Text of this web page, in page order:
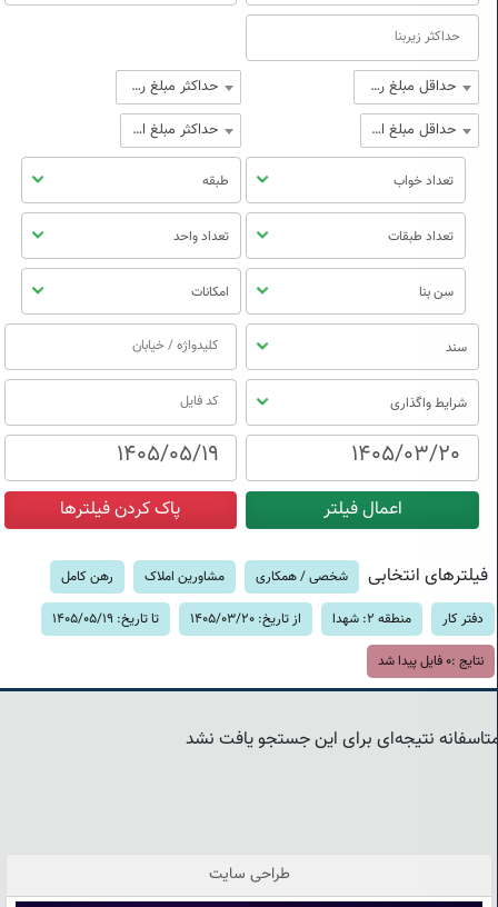
حداقل مبلغ رهن
حداکثر مبلغ رهن
حداقل مبلغ اجاره
حداکثر مبلغ اجاره
تعداد خواب طبقه
تعداد طبقات تعداد واحد
سن بنا امکانات
سند
شرایط واگذاری
فیلترهای انتخابی شخصی / همکاری مشاورین املاک رهن کامل
دفتر کار منطقه 2: شهدا از تاریخ: 1405/03/20 تا تاریخ: 1405/05/19
نتایج :0 فایل پیدا شد
نتیجه‌ای برای این جستجو یافت نشد
طراحی سایت